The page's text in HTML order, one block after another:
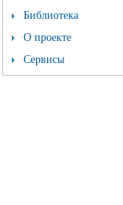
Библиотека
О проекте
Сервисы